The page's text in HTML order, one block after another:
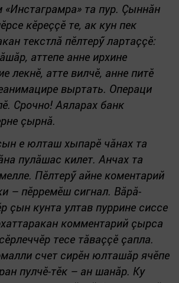
«Инстаграмра» та пур. Çыннăн
кӗреççӗ те, ак кун пек
текстлă пӗлтерӳ лартаççӗ:
аттепе анне ирхине
лекнӗ, атте вилчӗ, анне питӗ
выртать. Операци
Срочно! Аяларах банк
çырнă.
е юлташ хыпарӗ чăнах та
пулăшас килет. Анчах та
Пӗлтерӳ айне коментарий
– пӗрремӗш сигнал. Вăрă-
çын кунта ултав пуррине сиссе
комментарий çырса
тесе тăваççӗ çапла.
счет сирӗн юлташăр ячӗпе
пулчӗ-тӗк – ан шанăр. Ку